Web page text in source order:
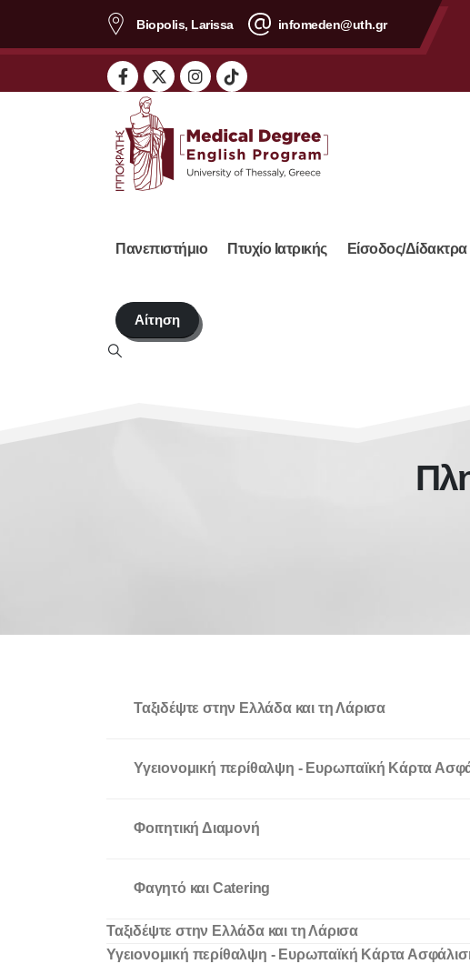
Biopolis, Larissa infomeden@uth.gr
Πανεπιστήμιο Πτυχίο Ιατρικής Είσοδος/Δίδακτρα
Αίτηση
Ταξιδέψτε στην Ελλάδα και τη Λάρισα
Υγειονομική περίθαλψη - Ευρωπαϊκή Κάρτα
Φοιτητική Διαμονή
Φαγητό και Catering
Ταξιδέψτε στην Ελλάδα και τη Λάρισα
Υγειονομική περίθαλψη - Ευρωπαϊκή Κάρτα